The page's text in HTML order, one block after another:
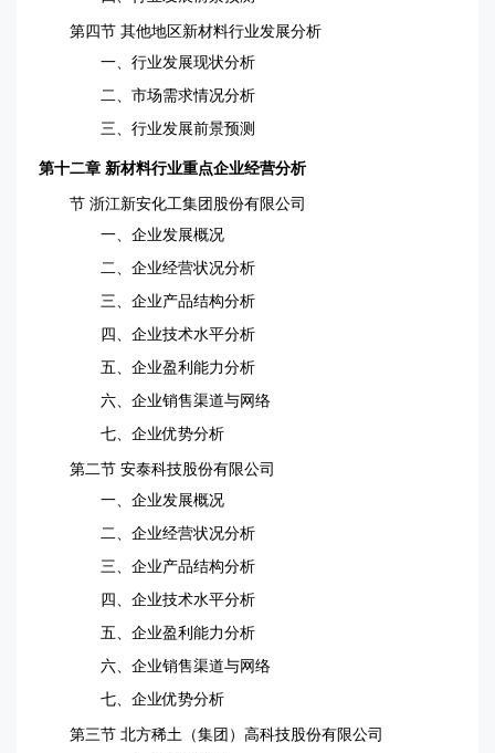
第四节 其他地区新材料行业发展分析
一、行业发展现状分析
二、市场需求情况分析
三、行业发展前景预测
第十二章 新材料行业重点企业经营分析
节 浙江新安化工集团股份有限公司
一、企业发展概况
二、企业经营状况分析
三、企业产品结构分析
四、企业技术水平分析
五、企业盈利能力分析
六、企业销售渠道与网络
七、企业优势分析
第二节 安泰科技股份有限公司
一、企业发展概况
二、企业经营状况分析
三、企业产品结构分析
四、企业技术水平分析
五、企业盈利能力分析
六、企业销售渠道与网络
七、企业优势分析
第三节 北方稀土（集团）高科技股份有限公司